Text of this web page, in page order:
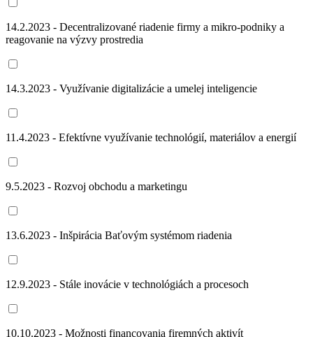
14.2.2023 - Decentralizované riadenie firmy a mikro-podniky a
reagovanie na výzvy prostredia
14.3.2023 - Využívanie digitalizácie a umelej inteligencie
11.4.2023 - Efektívne využívanie technológií, materiálov a energií
9.5.2023 - Rozvoj obchodu a marketingu
13.6.2023 - Inšpirácia Baťovým systémom riadenia
12.9.2023 - Stále inovácie v technológiách a procesoch
10.10.2023 - Možnosti financovania firemných aktivít